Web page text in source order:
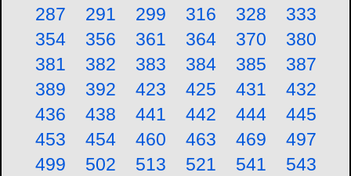
287
291 299 316 328
333
354
356 361 364 370
380
381
382 383 384 385
387
389
392 423 425 431
432
436
438 441 442 444
445
453
454 460 463 469
497
499
502 513 521 541
543